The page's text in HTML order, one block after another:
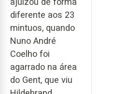
diferente aos 23
mintuos, quando
Nuno André
Coelho foi
agarrado na área
do Gent, que viu